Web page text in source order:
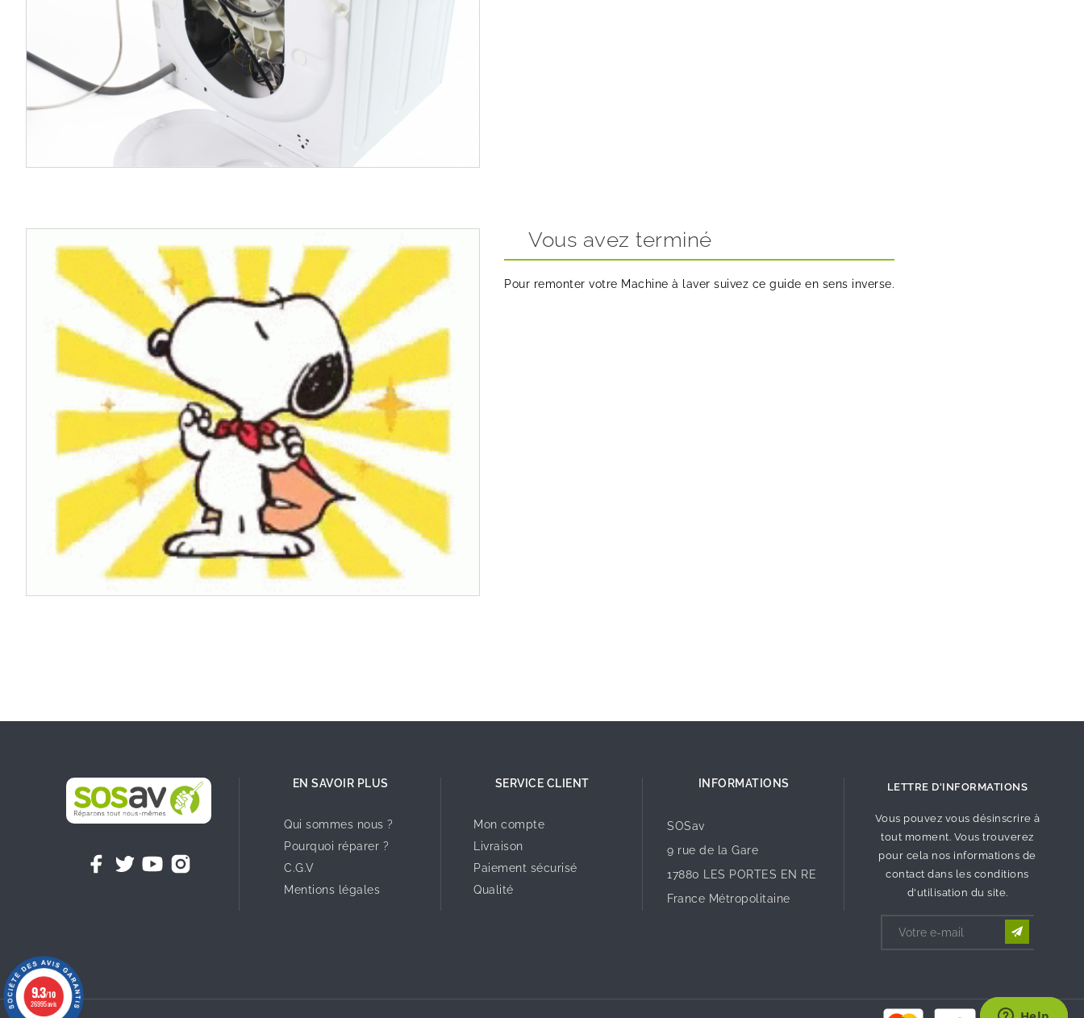
Vous avez terminé
Pour remonter votre Machine à laver suivez ce guide en sens inverse.
EN SAVOIR PLUS
Qui sommes nous ?
Pourquoi réparer ?
C.G.V
Mentions légales
SERVICE CLIENT
Mon compte
Livraison
Paiement sécurisé
Qualité
INFORMATIONS
SOSav
9 rue de la Gare
17880 LES PORTES EN RE
France Métropolitaine
LETTRE D'INFORMATIONS
Vous pouvez vous désinscrire à
tout moment. Vous trouverez
pour cela nos informations de
contact dans les conditions
d'utilisation du site.
9.3/10
26995 avis